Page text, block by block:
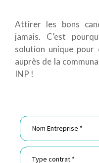
Attirer les bons
jamais. C’est
solution unique pour
auprès de la
INP !